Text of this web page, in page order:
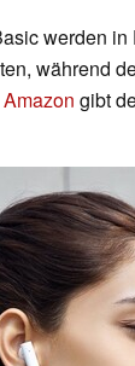
werden
während
Amazon gibt